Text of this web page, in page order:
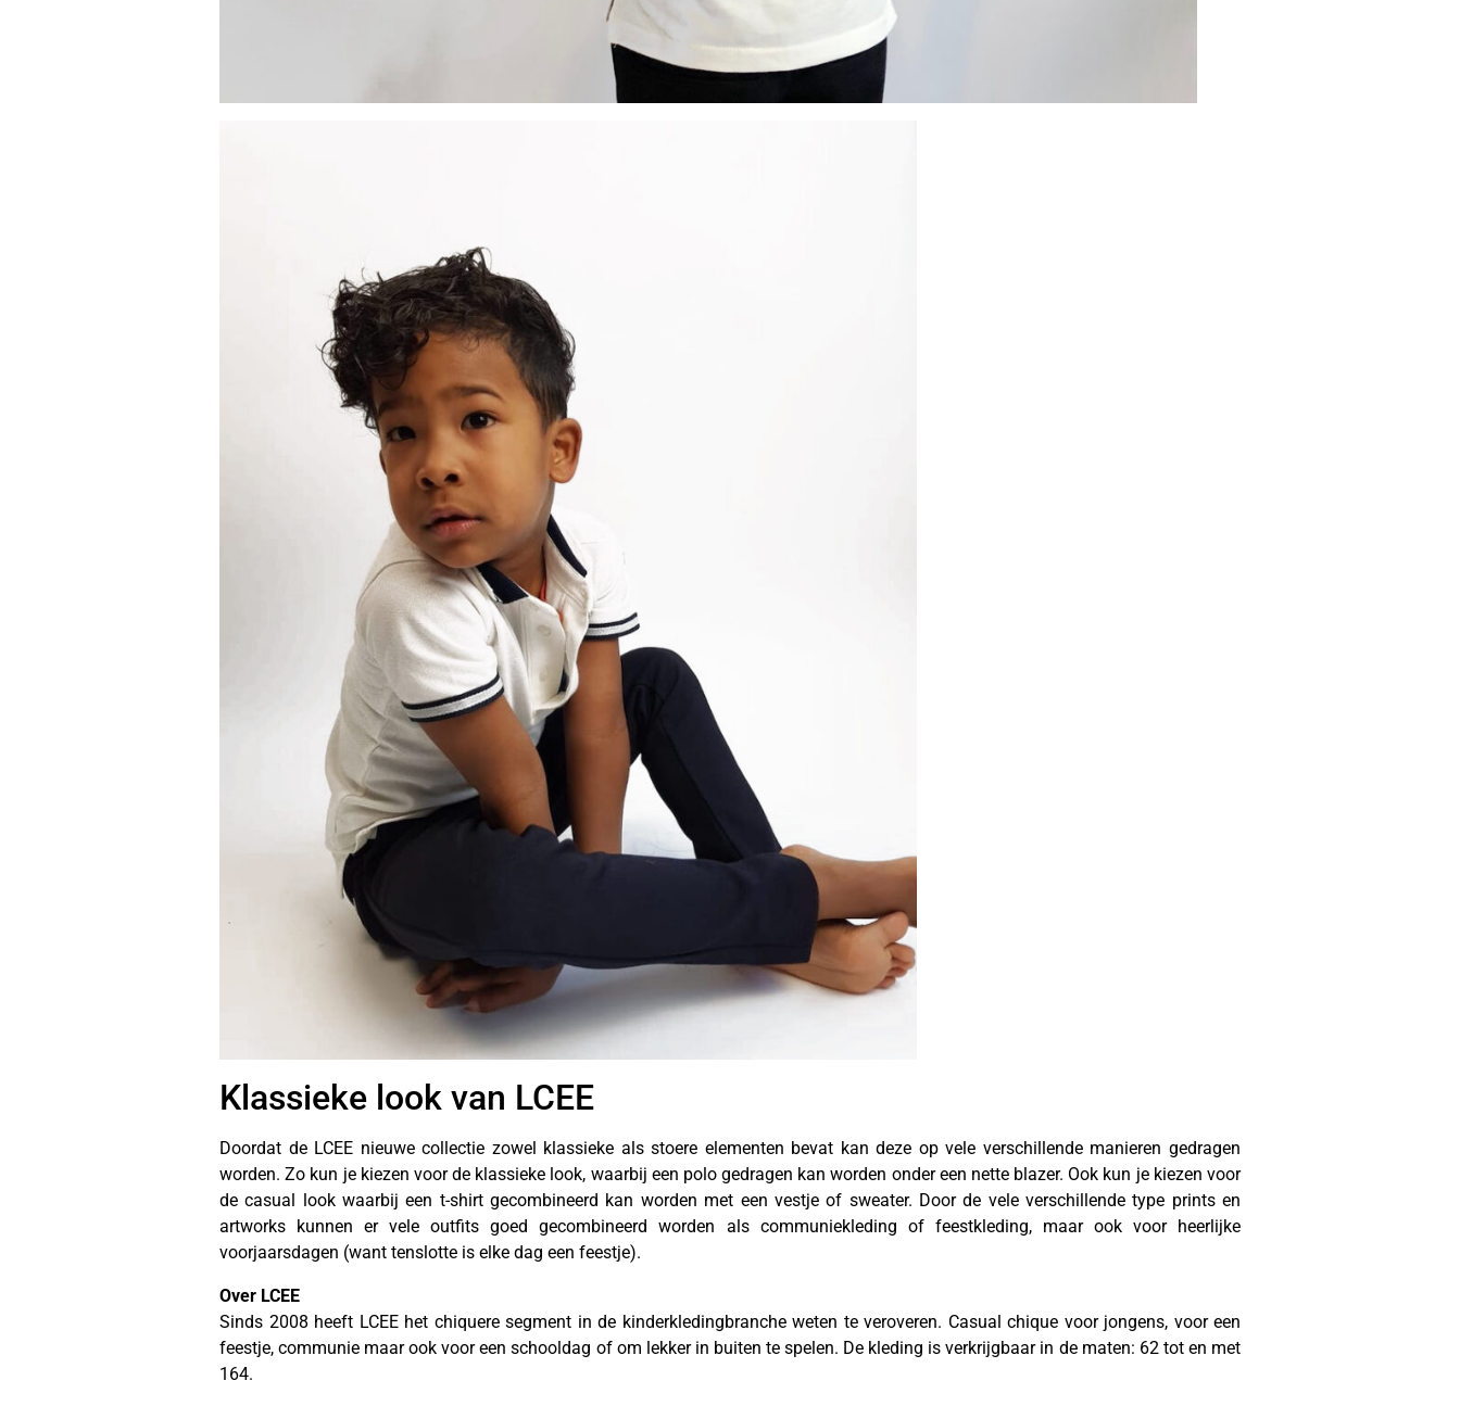
Klassieke look van LCEE
Doordat de LCEE nieuwe collectie zowel klassieke als stoere elementen bevat kan deze op vele verschillende manieren gedragen
worden. Zo kun je kiezen voor de klassieke look, waarbij een polo gedragen kan worden onder een nette blazer. Ook kun je kiezen voor
de casual look waarbij een t-shirt gecombineerd kan worden met een vestje of sweater. Door de vele verschillende type prints en
artworks kunnen er vele outfits goed gecombineerd worden als communiekleding of feestkleding, maar ook voor heerlijke
voorjaarsdagen (want tenslotte is elke dag een feestje).
Over LCEE
Sinds 2008 heeft LCEE het chiquere segment in de kinderkledingbranche weten te veroveren. Casual chique voor jongens, voor een
feestje, communie maar ook voor een schooldag of om lekker in buiten te spelen. De kleding is verkrijgbaar in de maten: 62 tot en met
164.